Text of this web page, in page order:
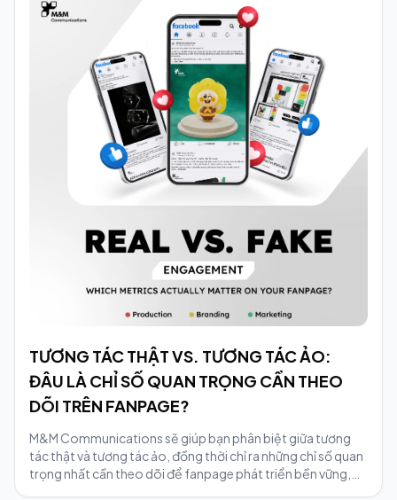
TƯƠNG TÁC THẬT VS. TƯƠNG TÁC ẢO:
ĐÂU LÀ CHỈ SỐ QUAN TRỌNG CẦN THEO
DÕI TRÊN FANPAGE?
M&M Communications sẽ giúp bạn phân biệt giữa tương
tác thật và tương tác ảo, đồng thời chỉ ra những chỉ số quan
trọng nhất cần theo dõi để fanpage phát triển bền vững,